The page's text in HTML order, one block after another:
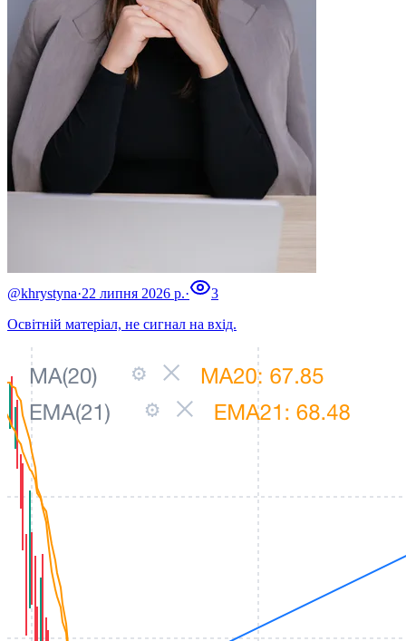
@khrystyna·22 липня 2026 р.·
3
Освітній матеріал, не сигнал на вхід.